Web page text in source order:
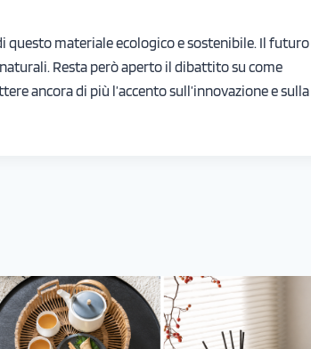
materiale ecologico e sostenibile. Il futuro
Resta però aperto il dibattito su come
ancora di più l’accento sull’innovazione e sulla